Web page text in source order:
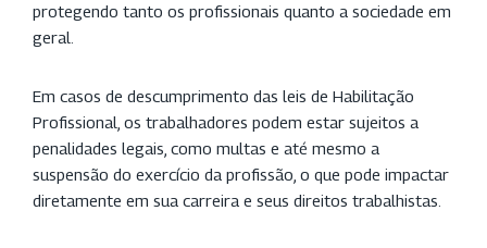
protegendo tanto os profissionais quanto a sociedade em
geral.
Em casos de descumprimento das leis de Habilitação
Profissional, os trabalhadores podem estar sujeitos a
penalidades legais, como multas e até mesmo a
suspensão do exercício da profissão, o que pode impactar
diretamente em sua carreira e seus direitos trabalhistas.